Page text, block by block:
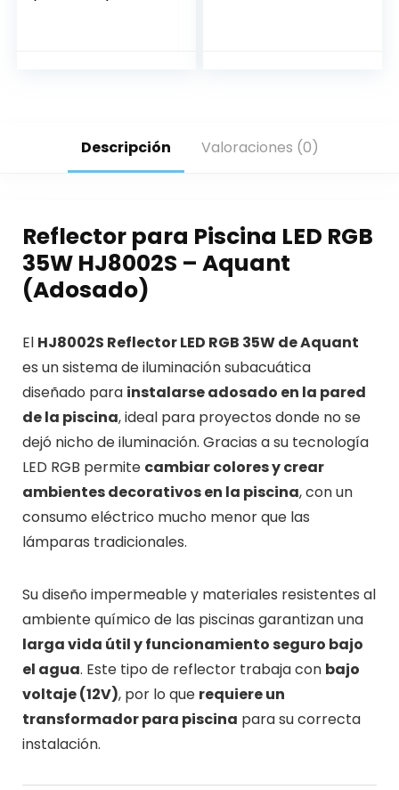
Descripción Valoraciones (0)
Reflector para Piscina LED RGB
35W HJ8002S – Aquant
(Adosado)
El HJ8002S Reflector LED RGB 35W de Aquant
es un sistema de iluminación subacuática
diseñado para instalarse adosado en la pared
de la piscina, ideal para proyectos donde no se
dejó nicho de iluminación. Gracias a su tecnología
LED RGB permite cambiar colores y crear
ambientes decorativos en la piscina, con un
consumo eléctrico mucho menor que las
lámparas tradicionales.
Su diseño impermeable y materiales resistentes al
ambiente químico de las piscinas garantizan una
larga vida útil y funcionamiento seguro bajo
el agua. Este tipo de reflector trabaja con bajo
voltaje (12V), por lo que requiere un
transformador para piscina para su correcta
instalación.